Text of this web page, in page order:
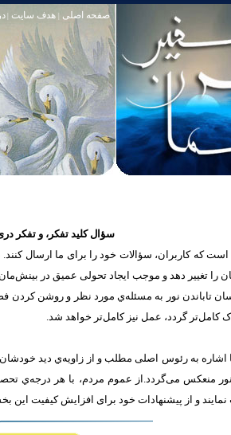
صفحه اصلی هدف سایت |
سؤال کلید تفکر، و تفکر
كاربران، سؤالات خود را برای ما ارسال
را تغییر ‌دهد و موجب ايجاد تحولی عمیق در
تاباندن نور به مسئله‌ي مورد نظر و روشن
کامل‌تر گردد، عمل‌ نیز کامل‌تر خواهد شد.
به رئوس اصلی مطلب و از زاویه‌ي دید
منعکس می‌گردد.از عموم مردم، با هر درجه‌ي
و از پیشنهادات خود برای افزایش کیفیت اين